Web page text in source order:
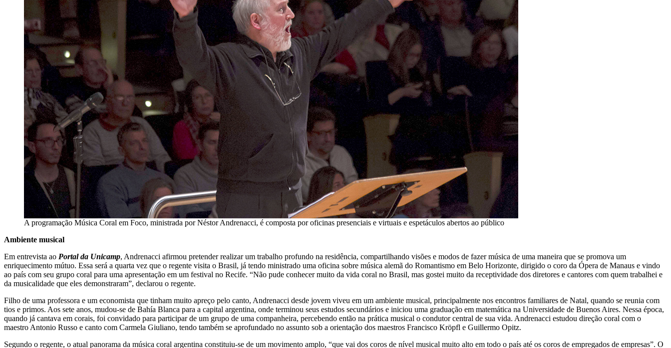
A programação Música Coral em Foco, ministrada por Néstor Andrenacci, é composta por oficinas presenciais e virtuais e espetáculos abertos ao público
Ambiente musical
Em entrevista ao Portal da Unicamp, Andrenacci afirmou pretender realizar um trabalho profundo na residência, compartilhando visões e modos de fazer música de uma maneira que se promova um
enriquecimento mútuo. Essa será a quarta vez que o regente visita o Brasil, já tendo ministrado uma oficina sobre música alemã do Romantismo em Belo Horizonte, dirigido o coro da Ópera de Manaus e vindo
ao país com seu grupo coral para uma apresentação em um festival no Recife. “Não pude conhecer muito da vida coral no Brasil, mas gostei muito da receptividade dos diretores e cantores com quem trabalhei e
da musicalidade que eles demonstraram”, declarou o regente.
Filho de uma professora e um economista que tinham muito apreço pelo canto, Andrenacci desde jovem viveu em um ambiente musical, principalmente nos encontros familiares de Natal, quando se reunia com
tios e primos. Aos sete anos, mudou-se de Bahía Blanca para a capital argentina, onde terminou seus estudos secundários e iniciou uma graduação em matemática na Universidade de Buenos Aires. Nessa época,
quando já cantava em corais, foi convidado para participar de um grupo de uma companheira, percebendo então na prática musical o condutor central de sua vida. Andrenacci estudou direção coral com o
maestro Antonio Russo e canto com Carmela Giuliano, tendo também se aprofundado no assunto sob a orientação dos maestros Francisco Kröpfl e Guillermo Opitz.
Segundo o regente, o atual panorama da música coral argentina constituiu-se de um movimento amplo, “que vai dos coros de nível musical muito alto em todo o país até os coros de empregados de empresas”. O